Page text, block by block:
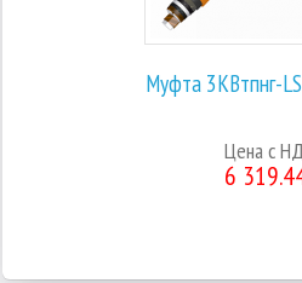
Муфта 3КВтпнг-
Цена с
6